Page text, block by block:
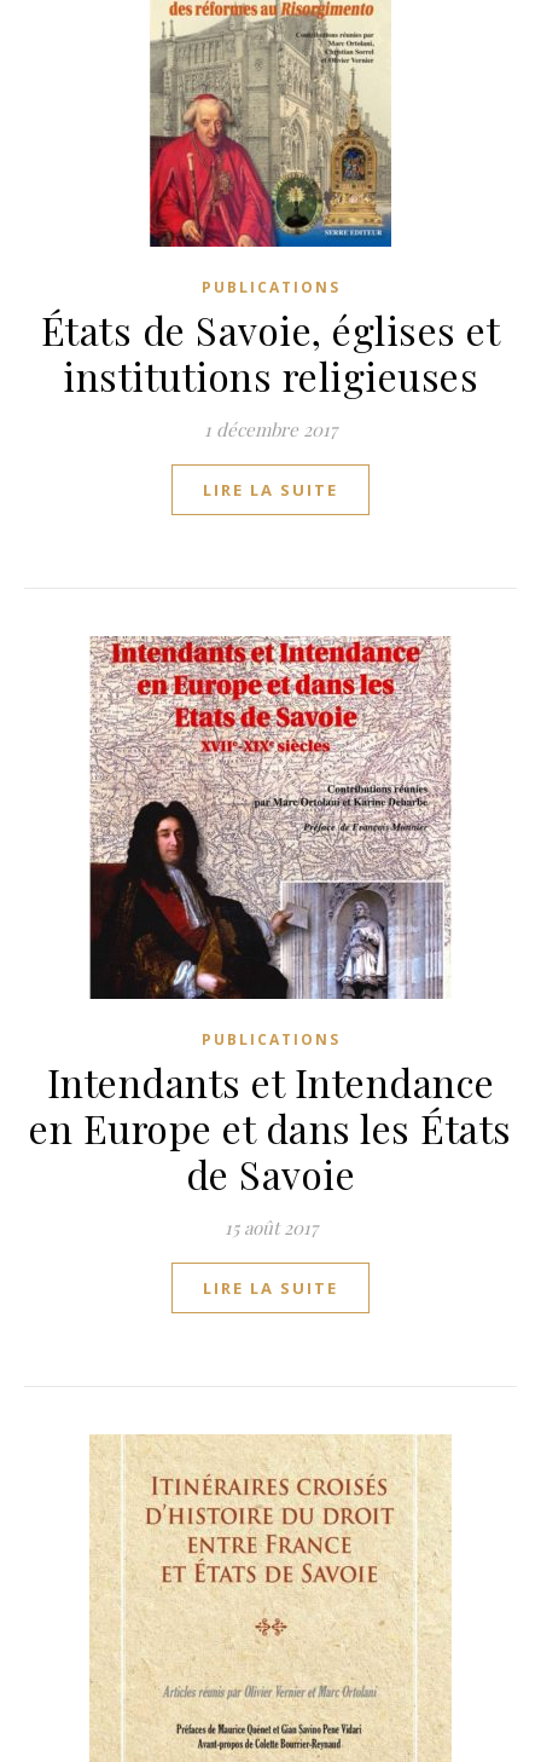
PUBLICATIONS
États de Savoie, églises et
institutions religieuses
1 décembre 2017
LIRE LA SUITE
PUBLICATIONS
Intendants et Intendance
en Europe et dans les États
de Savoie
15 août 2017
LIRE LA SUITE